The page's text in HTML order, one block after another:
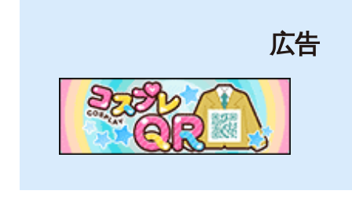
令和9年(2027年)4月採用日
（後期）の申し込みを開始
広告